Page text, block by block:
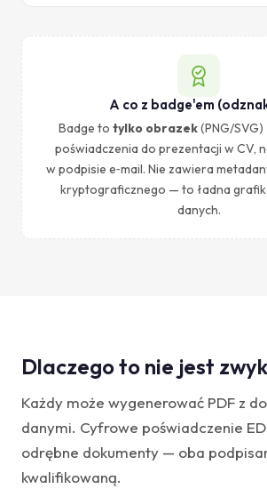
A co z badge'em
Badge to tylko obrazek(PNG/
poświadczenia do prezentacji w CV,
w podpisie e‑mail. Nie zawiera
kryptograficznego — to ładna
danych.
Dlaczego to nie jest
Każdy może wygenerować PDF z
danymi. Cyfrowe poświadczenie
odrębne dokumenty — oba
kwalifikowaną.